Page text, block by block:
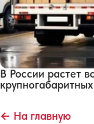
В России растет
крупногабаритных
← На главную